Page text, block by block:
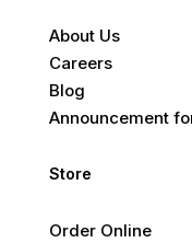
About Us
Careers
Blog
Announcement
Store
Order Online